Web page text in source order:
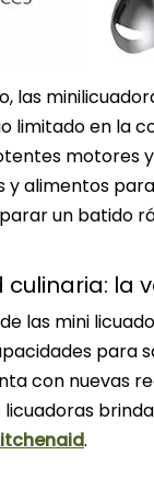
las
limitado en la
motores
alimentos
un batido
la
las mini
para
con nuevas
.